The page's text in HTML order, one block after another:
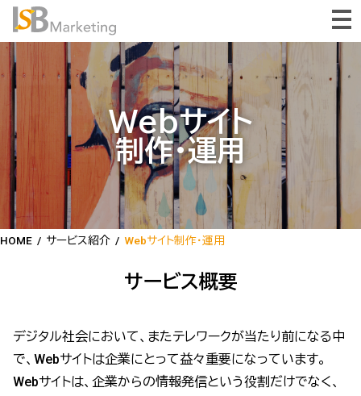
Webサイト
制作・運用
HOME / サービス紹介 / Webサイト制作・運用
サービス概要
デジタル社会において、またテレワークが当たり前になる中
で、Webサイトは企業にとって益々重要になっています。
Webサイトは、企業からの情報発信という役割だけでなく、